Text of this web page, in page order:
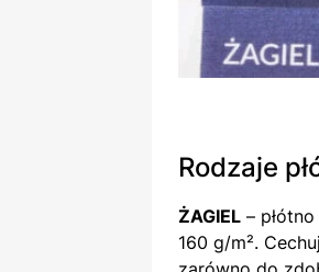
Rodzaje
ŻAGIEL –
160 g/m².